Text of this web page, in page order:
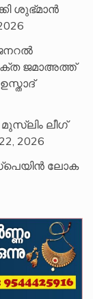
ശുഭ്മാൻ
ജമാഅത്ത്
ലീഗ്
2026
ലോക